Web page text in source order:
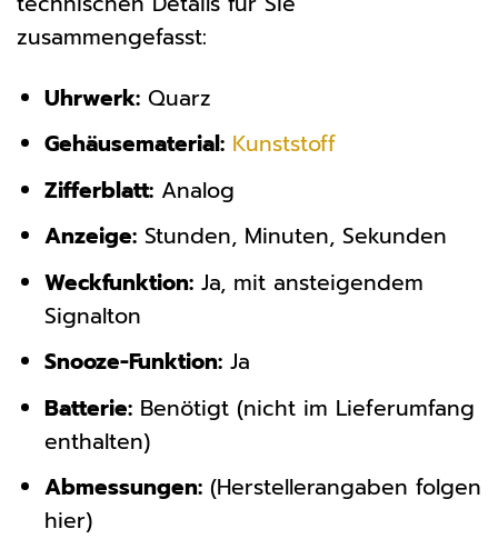
zusammengefasst:
Uhrwerk:Quarz
Gehäusematerial: Kunststoff
Zifferblatt:Analog
Anzeige:Stunden, Minuten, Sekunden
Weckfunktion:Ja, mit ansteigendem
Signalton
Snooze-Funktion:Ja
Batterie:Benötigt (nicht im Lieferumfang
enthalten)
Abmessungen:(Herstellerangaben folgen
hier)